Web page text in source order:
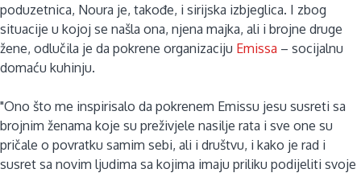
poduzetnica, Noura je, takođe, i sirijska izbjeglica. I zbog
situacije u kojoj se našla ona, njena majka, ali i brojne druge
žene, odlučila je da pokrene organizaciju Emissa – socijalnu
domaću kuhinju.
"Ono što me inspirisalo da pokrenem Emissu jesu susreti sa
brojnim ženama koje su preživjele nasilje rata i sve one su
pričale o povratku samim sebi, ali i društvu, i kako je rad i
susret sa novim ljudima sa kojima imaju priliku podijeliti svoje